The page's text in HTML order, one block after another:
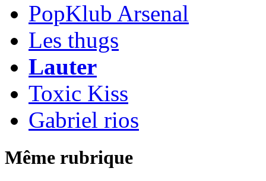
PopKlub Arsenal
Les thugs
Lauter
Toxic Kiss
Gabriel rios
Même rubrique